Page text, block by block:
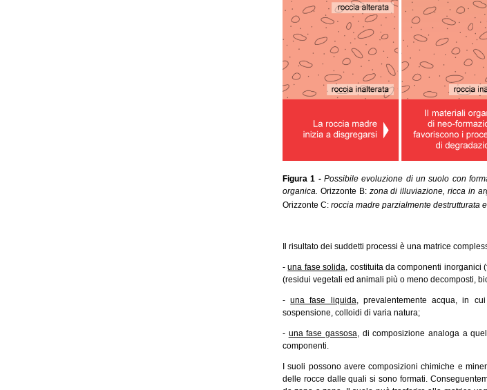
Figura 1 - Possibile evoluzione di un suolo con
organica. Orizzonte B: zona di illuviazione, ricca in
Orizzonte C: roccia madre parzialmente destrutturata
Il risultato dei suddetti processi è una matrice
-una fase solida, costituita da componenti inorganici
(residui vegetali ed animali più o meno decomposti,
-una fase liquida, prevalentemente acqua, in
sospensione, colloidi di varia natura;
- una fase gassosa, di composizione analoga a
componenti.
I suoli possono avere composizioni chimiche e
delle rocce dalle quali si sono formati.